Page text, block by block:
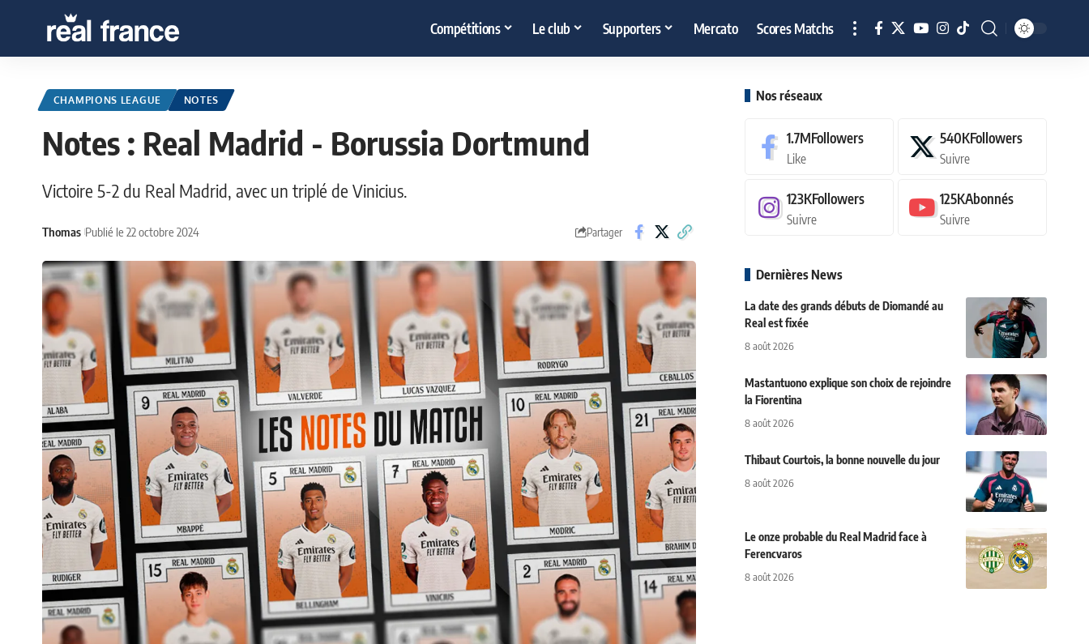
Compétitions Le club Supporters Mercato Scores Matchs
CHAMPIONS LEAGUE NOTES
Notes : Real Madrid - Borussia Dortmund
Victoire 5-2 du Real Madrid, avec un triplé de Vinicius.
Thomas Publié le 22 octobre 2024 Partager
Nos réseaux
1.7MFollowers
Like
540KFollowers
Suivre
123KFollowers
Suivre
125KAbonnés
Suivre
Dernières News
La date des grands débuts de Diomandé au
Real est fixée
8 août 2026
Mastantuono explique son choix de rejoindre
la Fiorentina
8 août 2026
Thibaut Courtois, la bonne nouvelle du jour
8 août 2026
Le onze probable du Real Madrid face à
Ferencvaros
8 août 2026